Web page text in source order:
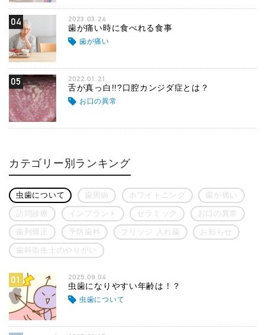
04 2023.03.24
歯が痛い時に食べれる食事
歯が痛い
05 2022.01.21
舌が真っ白!!?口腔カンジダ症とは？
お口の異常
カテゴリー別ランキング
虫歯について 歯周病 ホワイトニング 歯が痛い
訪問診療 インプラント セラミック お口の異常
歯列矯正 予防歯科 ブリッジ 入れ歯 お知らせ
歯科衛生士のやりがい
01 2025.09.04
虫歯になりやすい年齢は！？
虫歯について